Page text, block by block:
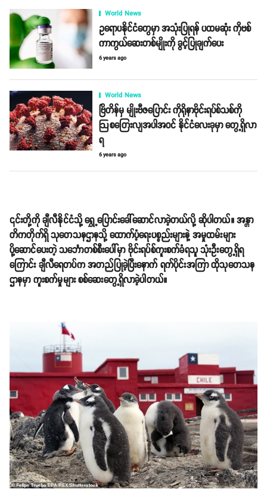
World News
ဥရောပနိုင်ငံတွေမှာ အသုံးပြုရန် ပထမဆုံး ကိုဗစ်
ကာကွယ်ဆေးတစ်မျိုးကို ခွင့်ပြုချက်ပေး
6 years ago
World News
ဗြိတိန်မှ မျိုးဗီဇပြောင်း ကိုရိုနာဗိုင်းရပ်စ်သစ်ကို
ဩစတြေးလျအပါအဝင် နိုင်ငံလေးခုမှာ တွေ့ရှိလာ
ရ
6 years ago
၎င်းတို့ကို ချီလီနိုင်ငံသို့ ရွှေ့ပြောင်းခေါ်ဆောင်လာခဲ့တယ်လို့ ဆိုပါတယ်။ အန္တာ
တိကတိုက်ရှိ သုတေသနဌာနသို့ ထောက်ပံ့ရေးပစ္စည်းများနဲ့ အမှုထမ်းများ
ပို့ဆောင်ပေးတဲ့ သင်္ဘောတစ်စီးပေါ်မှာ ဗိုင်းရပ်စ်ကူးစက်ခံရသူ သုံးဦးတွေ့ရှိရ
ကြောင်း ချီလီရေတပ်က အတည်ပြုခဲ့ပြီးနောက် ရက်ပိုင်းအကြာ ထိုသုတေသန
ဌာနမှာ ကူးစက်မှုများ စစ်ဆေးတွေ့ရှိလာခဲ့ပါတယ်။